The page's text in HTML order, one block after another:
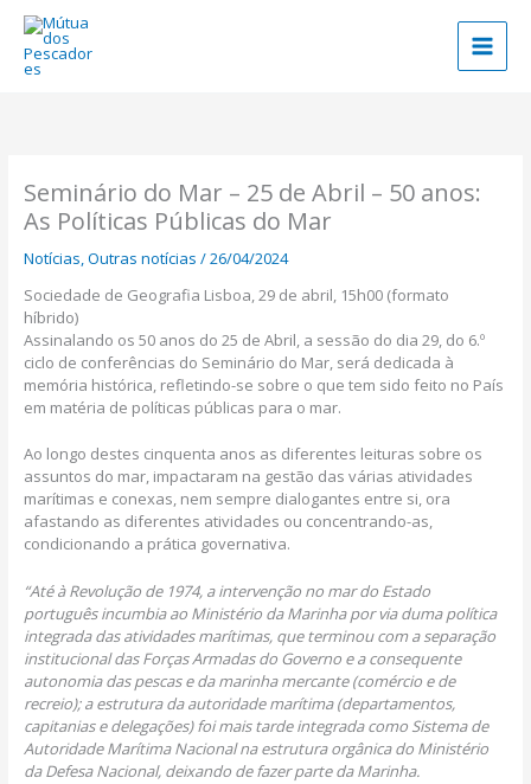
content
Seminário do Mar – 25 de Abril – 50 anos:
As Políticas Públicas do Mar
Notícias ,Outras notícias /26/04/2024
Sociedade de Geografia Lisboa, 29 de abril, 15h00 (formato
híbrido)
Assinalando os 50 anos do 25 de Abril, a sessão do dia 29, do 6.º
ciclo de conferências do Seminário do Mar, será dedicada à
memória histórica, refletindo-se sobre o que tem sido feito no País
em matéria de políticas públicas para o mar.
Ao longo destes cinquenta anos as diferentes leituras sobre os
assuntos do mar, impactaram na gestão das várias atividades
marítimas e conexas, nem sempre dialogantes entre si, ora
afastando as diferentes atividades ou concentrando-as,
condicionando a prática governativa.
“Até àRevolução de 1974, a intervenção no mar do Estado
português incumbia ao Ministério da Marinha por via duma política
integrada das atividades marítimas, queterminou com a separação
institucional das Forças Armadas do Governo e aconsequente
autonomia das pescas e da marinha mercante (comércio e de
recreio); aestrutura da autoridade marítima (departamentos,
capitanias e delegações) foi maistarde integrada como Sistema de
Autoridade Marítima Nacional na estrutura orgânicado Ministério
da Defesa Nacional, deixando de fazer parte da Marinha.